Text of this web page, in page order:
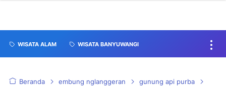
WISATA ALAM WISATA BANYUWANGI
Beranda embung nglanggeran
gunung api purba